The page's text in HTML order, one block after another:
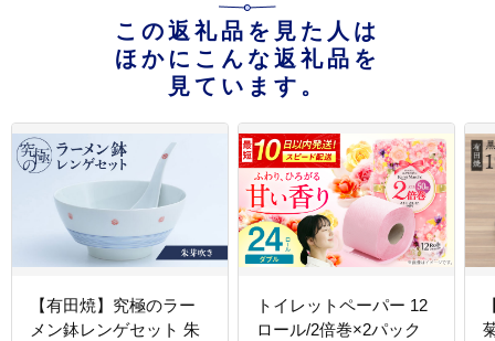
この返礼品を見た人は
ほかにこんな返礼品を
見ています。
【有田焼】究極のラー
メン鉢レンゲセット 朱
トイレットペーパー 12
ロール/2倍巻×2パック